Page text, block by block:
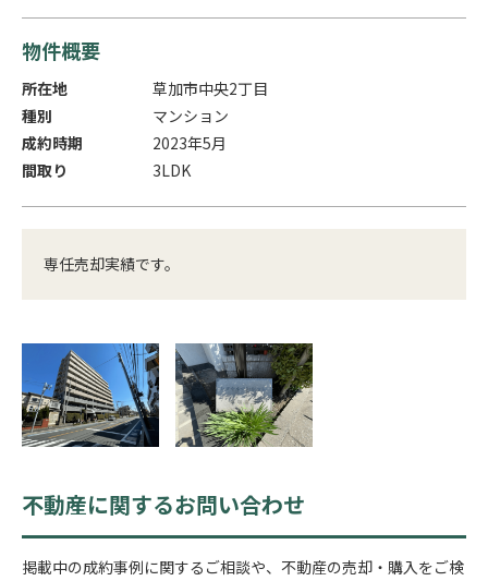
物件概要
所在地
草加市中央2丁目
種別
マンション
成約時期
2023年5月
間取り
3LDK
専任売却実績です。
不動産に関するお問い合わせ
掲載中の成約事例に関するご相談や、不動産の売却・購入をご検